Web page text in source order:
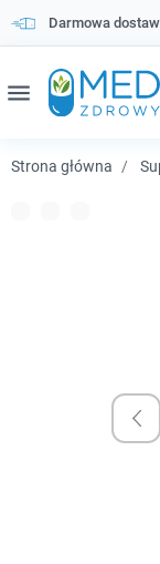
Darmowa
menu
Strona główna